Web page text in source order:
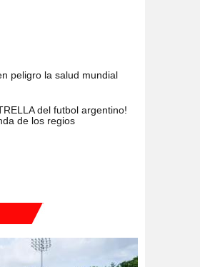
peligro la salud mundial
del futbol argentino!
de los regios